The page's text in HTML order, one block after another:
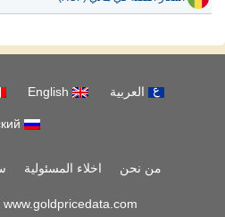
العربية
من نحن اخلاء المسئولية